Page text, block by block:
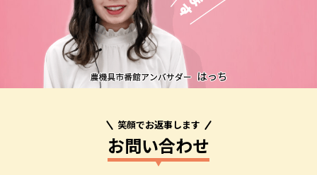
笑顔でお返事します
お問い合わせ